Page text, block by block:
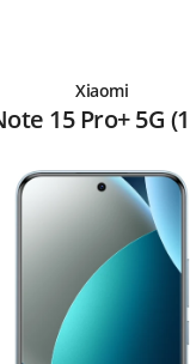
Xiaomi
15 Pro+ 5G